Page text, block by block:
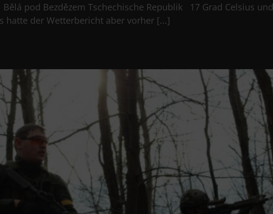
Bělá pod Bezdězem Tschechische Republik 17 Grad Celsius und
hatte der Wetterbericht aber vorher [...]